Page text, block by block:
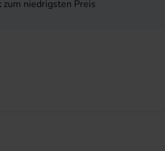
zum niedrigsten Preis